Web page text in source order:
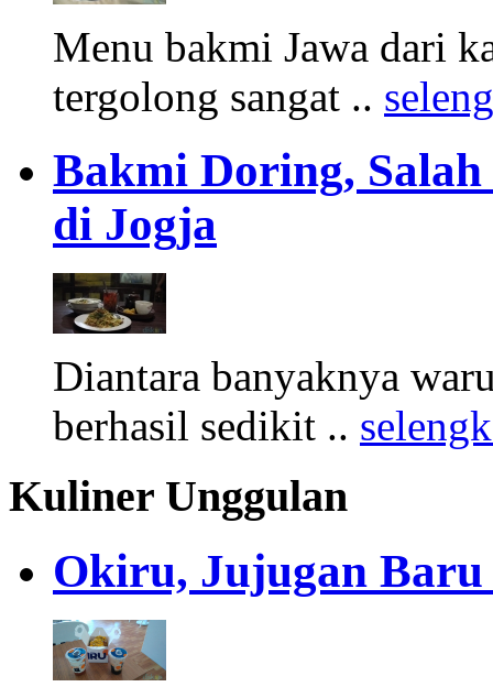
Menu bakmi Jawa dari
tergolong sangat ..
Bakmi Doring,
di Jogja
Diantara banyaknya
berhasil sedikit ..
Kuliner Unggulan
Okiru, Jujugan Baru